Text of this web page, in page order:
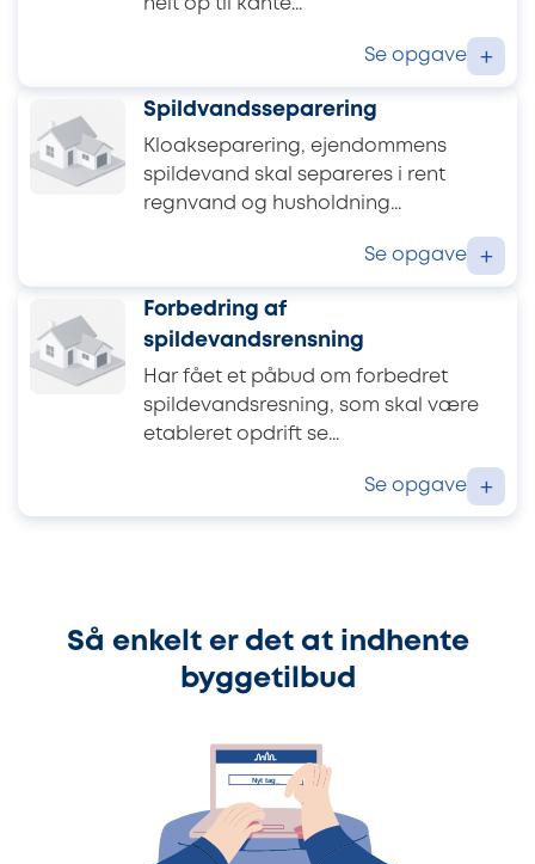
helt op til kante...
Se opgave +
Spildvandsseparering
Kloakseparering, ejendommens
spildevand skal separeres i rent
regnvand og husholdning...
Se opgave +
Forbedring af
spildevandsrensning
Har fået et påbud om forbedret
spildevandsresning, som skal være
etableret opdrift se...
Se opgave +
Så enkelt er det at indhente
byggetilbud